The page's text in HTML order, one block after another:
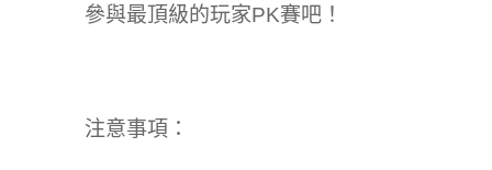
參與最頂級的玩家PK賽吧！
注意事項：